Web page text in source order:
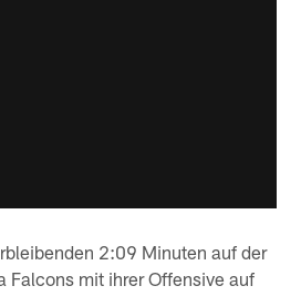
2:09 Minuten auf der
Falcons mit ihrer Offensive auf